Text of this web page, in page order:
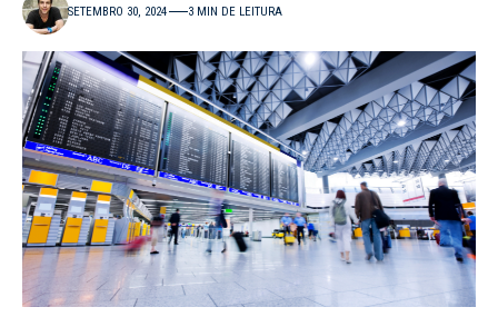
SETEMBRO 30, 2024 3 MIN DE LEITURA